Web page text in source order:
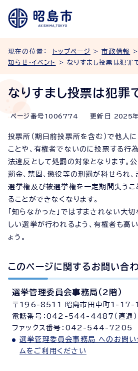
現在の位置： トップページ >市政情報 >
知らせ・イベント
> なりすまし投票は犯罪
なりすまし投票は犯罪
ページ番号 1006774 更新日 2025年
投票所（期日前投票所を含む）で他人
ことや、有権者でないのに投票する行
法違反として処罰の対象となります。
罰金、禁固、懲役等の刑罰が科せられ
選挙権及び被選挙権を一定期間失うこ
ることができなくなります。
「知らなかった」ではすまされない大
しい選挙が行われるよう、有権者も高
ょう。
このページに関する お問い合
選挙管理委員会事務局（2階）
〒196-8511 昭島市田中町1-17-1
電話番号：042-544-4487（直通）
ファックス番号：042-544-7205
選挙管理委員会事務局 へのお問い
ムをご利用ください